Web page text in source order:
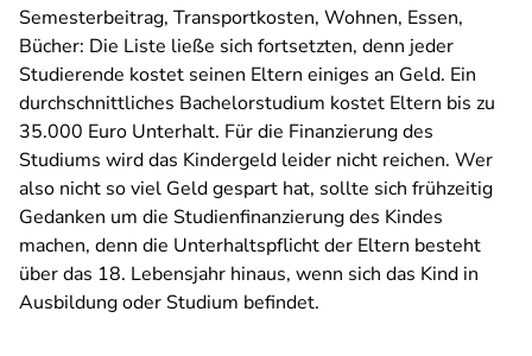
Semesterbeitrag, Transportkosten, Wohnen, Essen,
Bücher: Die Liste ließe sich fortsetzten, denn jeder
Studierende kostet seinen Eltern einiges an Geld. Ein
durchschnittliches Bachelorstudium kostet Eltern bis zu
35.000 Euro Unterhalt. Für die Finanzierung des
Studiums wird das Kindergeld leider nicht reichen. Wer
also nicht so viel Geld gespart hat, sollte sich frühzeitig
Gedanken um die Studienfinanzierung des Kindes
machen, denn die Unterhaltspflicht der Eltern besteht
über das 18. Lebensjahr hinaus, wenn sich das Kind in
Ausbildung oder Studium befindet.